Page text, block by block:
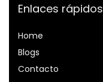
Enlaces rápidos
Home
Blogs
Contacto